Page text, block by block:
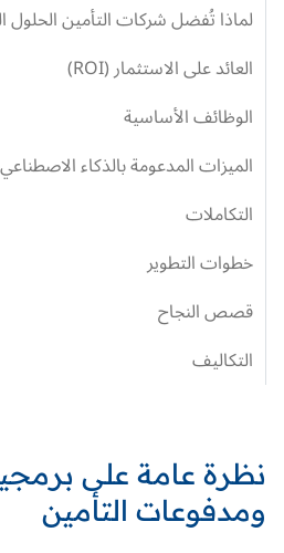
لماذا تُفضل شركات التأمين
العائد على الاستثمار (ROI)
الوظائف الأساسية
الميزات المدعومة بالذكاء الاصطناعي
التكاملات
خطوات التطوير
قصص النجاح
التكاليف
نظرة عامة على برمجيات فوترة
ومدفوعات التأمين